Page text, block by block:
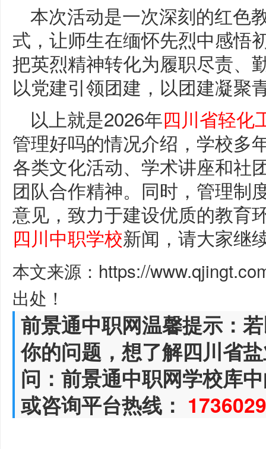
本次活动是一次深刻的红色
式，让师生在缅怀先烈中感悟
把英烈精神转化为履职尽责、
以党建引领团建，以团建凝聚
以上就是2026年四川省轻化
管理好吗的情况介绍，学校多
各类文化活动、学术讲座和社
团队合作精神。同时，管理制
意见，致力于建设优质的教育
四川中职学校新闻，请大家继
本文来源：https://
出处！
前景通中职网温馨提示：
你的问题，想了解四川省
问：前景通中职网学校库
或咨询平台热线：